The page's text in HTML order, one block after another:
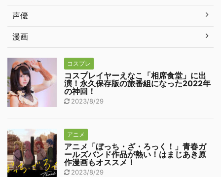
声優
漫画
コスプレ
コスプレイヤーえなこ「相席食堂」に出
演！永久保存版の旅番組になった2022年
の神回！
2023/8/29
アニメ
アニメ「ぼっち・ざ・ろっく！」青春ガ
ールズバンド作品が熱い！はまじあき原
作漫画もオススメ！
2023/8/29